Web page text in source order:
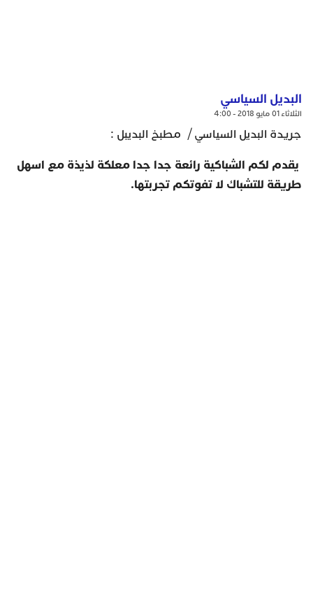
البديل السياسي
الثلاثاء 01 مايو 2018 - 4:00
جريدة البديل السياسي / مطبخ البديبل :
يقدم لكم الشباكية رائعة جدا جدا معلكة لذيذة مع اسهل
طريقة للتشباك لا تفوتكم تجربتها.